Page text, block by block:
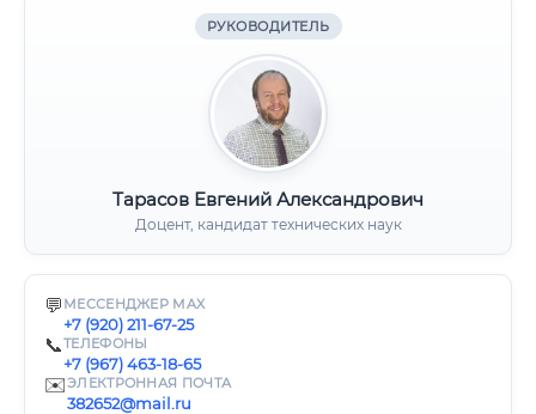
РУКОВОДИТЕЛЬ
Тарасов Евгений Александрович
Доцент, кандидат технических наук
💬 МЕССЕНДЖЕР MAX
+7 (920) 211-67-25
📞ТЕЛЕФОНЫ
+7 (967) 463-18-65
✉️ЭЛЕКТРОННАЯ ПОЧТА
382652@mail.ru